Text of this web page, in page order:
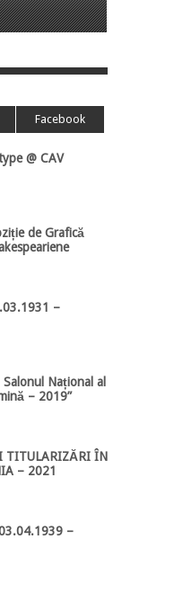
Facebook
@ CAV
de Grafică
–
Național al
– 2019”
TITULARIZĂRI ÎN
– 2021
–